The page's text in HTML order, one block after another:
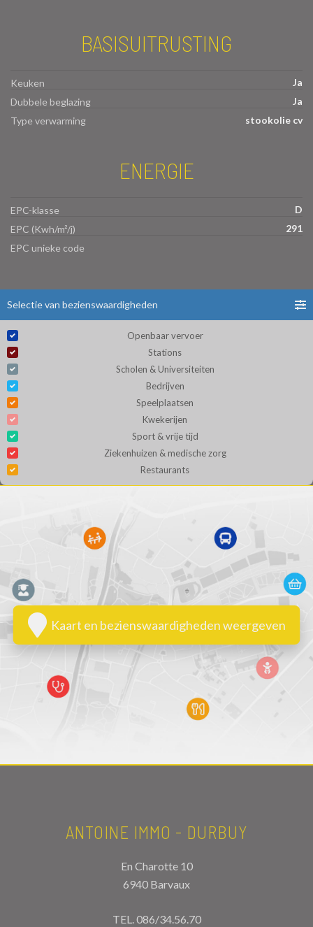
BASISUITRUSTING
Keuken
Ja
Dubbele beglazing
Ja
Type verwarming
stookolie cv
ENERGIE
EPC-klasse
D
EPC (Kwh/m²/j)
291
EPC unieke code
Selectie van bezienswaardigheden
Openbaar vervoer
Stations
Scholen & Universiteiten
Bedrijven
Speelplaatsen
Kwekerijen
Sport & vrije tijd
Ziekenhuizen & medische zorg
Restaurants
Kaart en bezienswaardigheden weergeven
ANTOINE IMMO - DURBUY
En Charotte 10
6940 Barvaux
TEL.086/34.56.70